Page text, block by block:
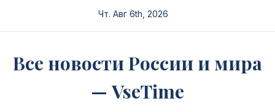
Чт. Авг 6th, 2026
Все новости России и мира
— VseTime